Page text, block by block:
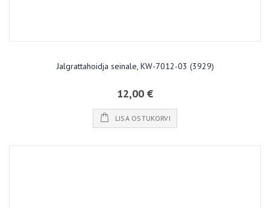
Jalgrattahoidja seinale, KW-7012-03 (3929)
12,00 €
LISA OSTUKORVI